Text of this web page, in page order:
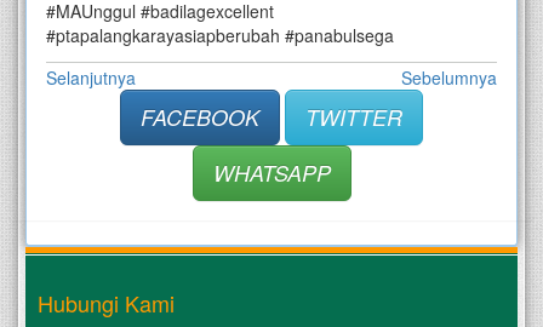
#MAUnggul #badilagexcellent
#ptapalangkarayasiapberubah #panabulsega
Selanjutnya
Sebelumnya
FACEBOOK
TWITTER
WHATSAPP
Hubungi Kami